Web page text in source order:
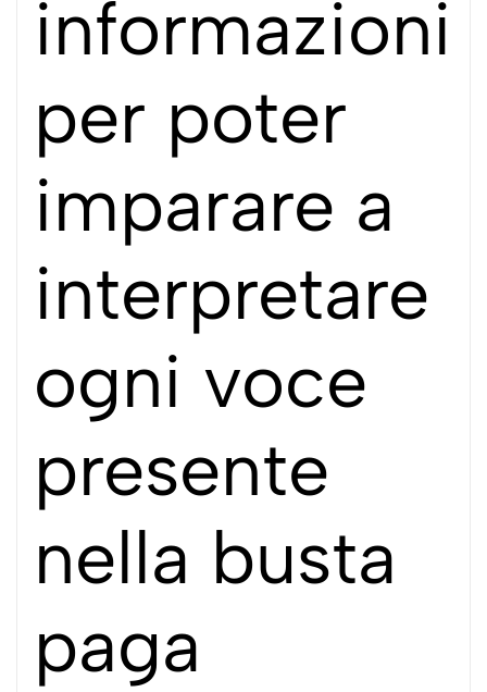
informazioni
per poter
imparare a
interpretare
ogni voce
presente
nella busta
paga